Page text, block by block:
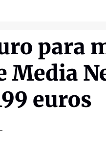
para
Media
euros